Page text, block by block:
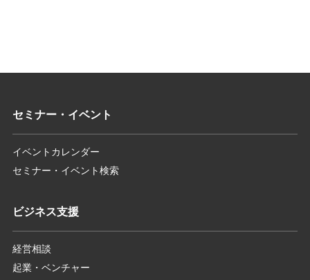
セミナー・イベント
イベントカレンダー
セミナー・イベント検索
ビジネス支援
経営相談
起業・ベンチャー